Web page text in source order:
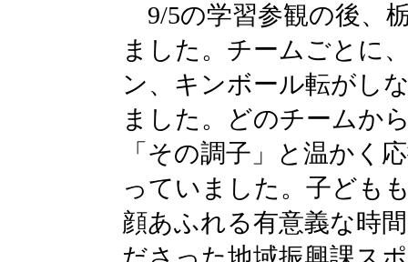
9/5の学習参観の後、
ました。チームごとに
ン、キンボール転がし
ました。どのチームか
「その調子」と温かく
っていました。子ども
顔あふれる有意義な時